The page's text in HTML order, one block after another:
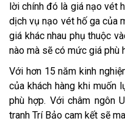
lời chính đó là giá nạo vét
dịch vụ nạo vét hố ga của
giá khác nhau phụ thuộc
nào mà sẽ có mức giá phù
Với hơn 15 năm kinh
của khách hàng khi muốn
phù hợp. Với châm ngôn
tranh Trí Bảo cam kết sẽ